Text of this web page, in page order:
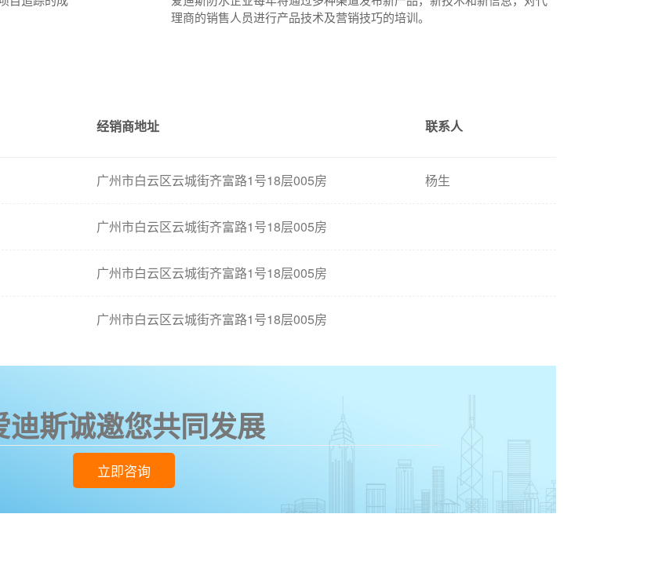
理商的销售人员进行产品技术及营销技巧的培训。
经销商地址 联系人
广州市白云区云城街齐富路1号18层005房 杨生
广州市白云区云城街齐富路1号18层005房
广州市白云区云城街齐富路1号18层005房
广州市白云区云城街齐富路1号18层005房
迪斯诚邀您共同发展
立即咨询